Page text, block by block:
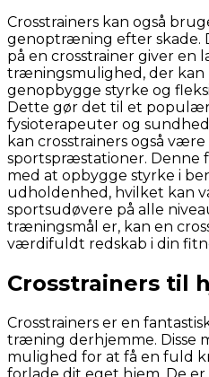
Crosstrainers kan også
genoptræning efter skade.
på en crosstrainer giver en
træningsmulighed, der
genopbygge styrke og
Dette gør det til et
fysioterapeuter og
kan crosstrainers også
sportspræstationer.
med at opbygge styrke i
udholdenhed, hvilket kan
sportsudøvere på alle
træningsmål er, kan en
værdifuldt redskab i din
Crosstrainers til
Crosstrainers er en
træning derhjemme. Disse
mulighed for at få en fuld